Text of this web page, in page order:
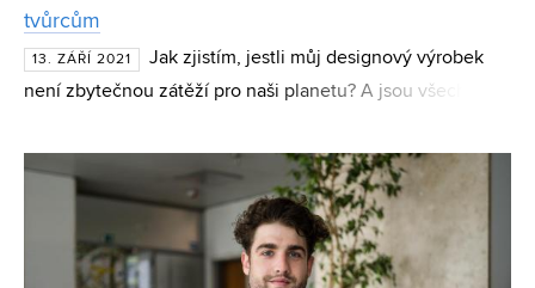
tvůrcům
13. ZÁŘÍ 2021
Jak zjistím, jestli můj designový výrobek
není zbytečnou zátěží pro naši planetu? A jsou všechny
mnoha dalšími otázkami se zabývala čerstvá absol